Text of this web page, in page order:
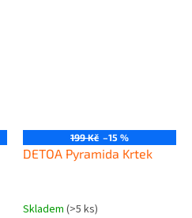
199 Kč –15 %
DETOA Pyramida Krtek
Skladem (>5 ks)